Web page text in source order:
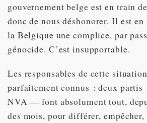
gouvernement belge est en train
donc de nous déshonorer. Il est
la Belgique une complice, par
génocide. C’est insupportable.
Les responsables de cette
parfaitement connus : deux
NVA — font absolument tout,
des mois, pour différer, empêcher,